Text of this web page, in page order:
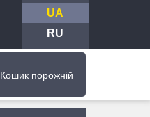
UA
RU
Кошик порожній